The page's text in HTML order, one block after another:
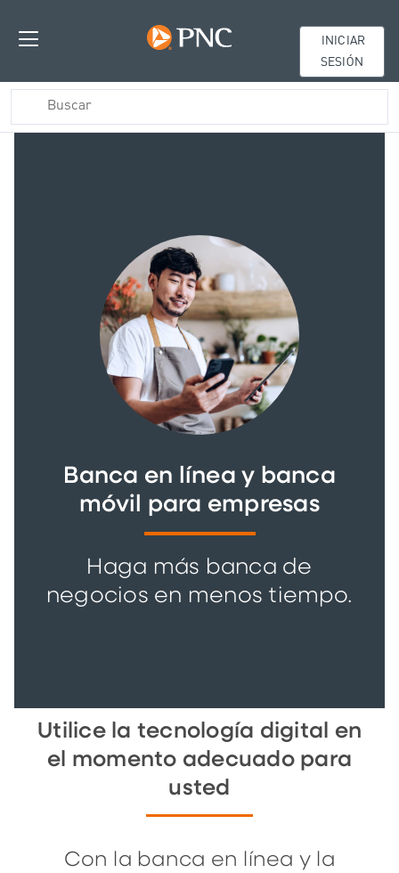
INICIAR
SESIÓN
Banca en línea y banca
móvil para empresas
Haga más banca de
negocios en menos tiempo.
Utilice la tecnología digital en
el momento adecuado para
usted
Con la banca en línea y la